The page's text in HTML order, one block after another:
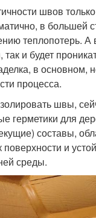
швов
в большей
теплопотерь. А
и будет
в основном,
процесса.
швы,
герметики для
составы,
и
среды.